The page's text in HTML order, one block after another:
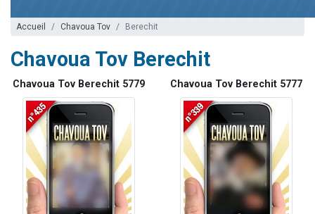
Il reste 49 places pour étudier en groupe sur Zoom
Nathaniel vient de donner son Maasser
3 personnes viennent de nous rejoindre sur WhatsApp
Accueil Chavoua Tov Berechit
Chavoua Tov Berechit
Chavoua Tov Berechit 5779 Chavoua Tov Berechit 5777